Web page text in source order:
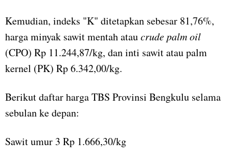
Kemudian, indeks "K" ditetapkan sebesar 81,76%,
harga minyak sawit mentah ataucrude palm oil
(CPO) Rp 11.244,87/kg, dan inti sawit atau palm
kernel (PK) Rp 6.342,00/kg.
Berikut daftar harga TBS Provinsi Bengkulu selama
sebulan ke depan:
Sawit umur 3 Rp 1.666,30/kg